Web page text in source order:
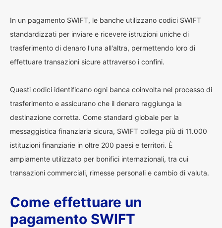
In un pagamento SWIFT, le banche utilizzano codici SWIFT
standardizzati per inviare e ricevere istruzioni uniche di
trasferimento di denaro l'una all'altra, permettendo loro di
effettuare transazioni sicure attraverso i confini.
Questi codici identificano ogni banca coinvolta nel processo di
trasferimento e assicurano che il denaro raggiunga la
destinazione corretta. Come standard globale per la
messaggistica finanziaria sicura, SWIFT collega più di 11.000
istituzioni finanziarie in oltre 200 paesi e territori. È
ampiamente utilizzato per bonifici internazionali, tra cui
transazioni commerciali, rimesse personali e cambio di valuta.
Come effettuare un
pagamento SWIFT